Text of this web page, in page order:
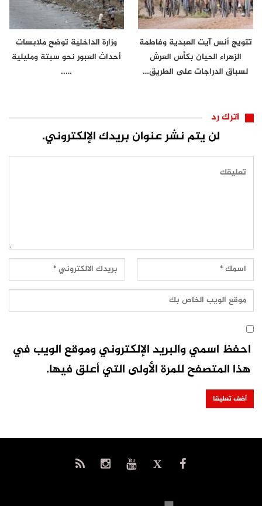
تتويج أنس آيت العبدية وفاطمة
الزهراء الحيان بكأس العرش
لسباق الدراجات على الطريق…
وزارة الداخلية توضح ملابسات
أحداث العبور نحو سبتة ومليلية
…..
اترك رد
لن يتم نشر عنوان بريدك الإلكتروني.
احفظ اسمي والبريد الإلكتروني وموقع الويب في
هذا المتصفح للمرة الأولى التي أعلق فيها.